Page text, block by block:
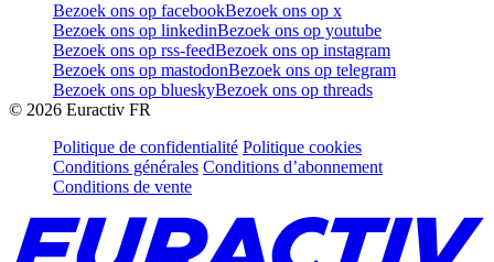
Bezoek ons op facebookBezoek ons op x
Bezoek ons op linkedinBezoek ons op youtube
Bezoek ons op rss-feedBezoek ons op instagram
Bezoek ons op mastodonBezoek ons op telegram
Bezoek ons op blueskyBezoek ons op threads
© 2026 Euractiv FR
Politique de confidentialité Politique cookies
Conditions générales Conditions d’abonnement
Conditions de vente